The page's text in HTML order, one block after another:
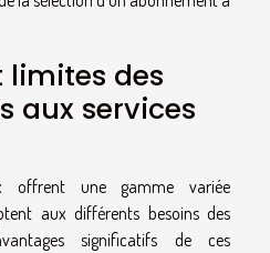
limites des
aux services
offrent une gamme variée
aux différents besoins des
significatifs de ces